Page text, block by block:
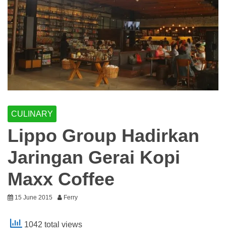
CULINARY
Lippo Group Hadirkan
Jaringan Gerai Kopi
Maxx Coffee
15 June 2015 Ferry
1042 total views